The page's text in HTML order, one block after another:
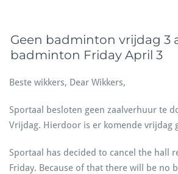
Geen badminton vrijdag 3
badminton Friday April 3
Beste wikkers, Dear Wikkers,
Sportaal besloten geen zaalverhuur te
Vrijdag. Hierdoor is er komende vrijdag
Sportaal has decided to cancel the hall
Friday. Because of that there will be no